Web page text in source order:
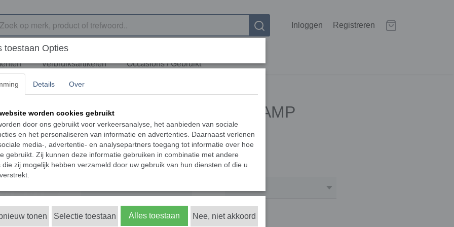
Inloggen Registreren
Verbruiksartikelen Occasions / Gebruikt
RS-500 SLIT LAMP
REXXAM RS-500 SLIT LAMP
€ 5250,00 (exclusief btw 21%)
Levertijd vanaf 21 tot 45 dagen
Levering instrument Aantal
toestaan Opties
Details Over
worden cookies gebruikt
door ons gebruikt voor verkeersanalyse, het aanbieden van sociale
en het personaliseren van informatie en advertenties. Daarnaast verlenen
media-, advertentie- en analysepartners toegang tot informatie over hoe
gebruikt. Zij kunnen deze informatie gebruiken in combinatie met andere
die zij mogelijk hebben verzameld door uw gebruik van hun diensten of die u
tonen Selectie toestaan Alles toestaan Nee, niet akkoord